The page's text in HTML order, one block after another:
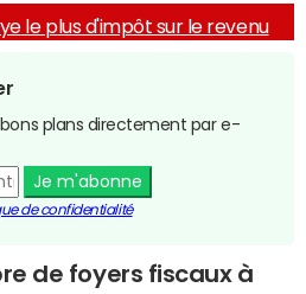
le plus d'impôt sur le revenu
plans directement par e-
Je m'abonne
de confidentialité
de foyers fiscaux à